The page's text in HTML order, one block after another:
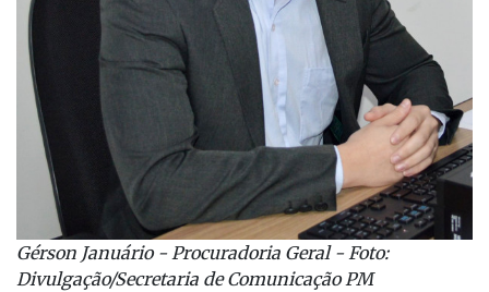
Gérson Januário - Procuradoria Geral - Foto:
Divulgação/Secretaria de Comunicação PM